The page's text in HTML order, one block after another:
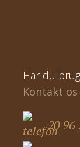
Har du
Kontakt
20 96